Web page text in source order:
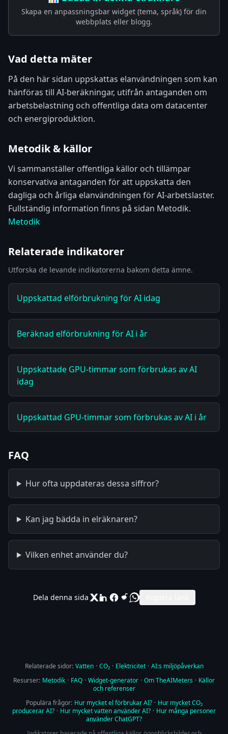
Skapa en anpassningsbar widget (tema, språk) för din
webbplats eller blogg.
Vad detta mäter
På den här sidan uppskattas elanvändningen som kan
hänföras till AI-beräkningar, utifrån antaganden om
arbetsbelastning och offentliga data om datacenter
och energiproduktion.
Metodik & källor
Vi sammanställer offentliga källor och tillämpar
konservativa antaganden för att uppskatta den
dagliga och årliga elanvändningen för AI-arbetslaster.
Fullständig information finns på sidan Metodik.
Metodik
Relaterade indikatorer
Utforska de levande indikatorerna bakom detta ämne.
Uppskattad elförbrukning för AI idag
Beräknad elförbrukning för AI i år
Uppskattade GPU-timmar som förbrukas av AI
idag
Uppskattad GPU-timmar som förbrukas av AI i år
FAQ
Hur ofta uppdateras dessa siffror?
Kan jag bädda in elräknaren?
Vilken enhet använder du?
Dela denna sida
Relaterade sidor: Vatten · CO₂ · Elektricitet · AI:s miljöpåverkan
Resurser: Metodik · FAQ · Widget-generator · Om TheAIMeters · Källor
och referenser
Populära frågor: Hur mycket el förbrukar AI? · Hur mycket CO₂
producerar AI? · Hur mycket vatten använder AI? · Hur många personer
använder ChatGPT?